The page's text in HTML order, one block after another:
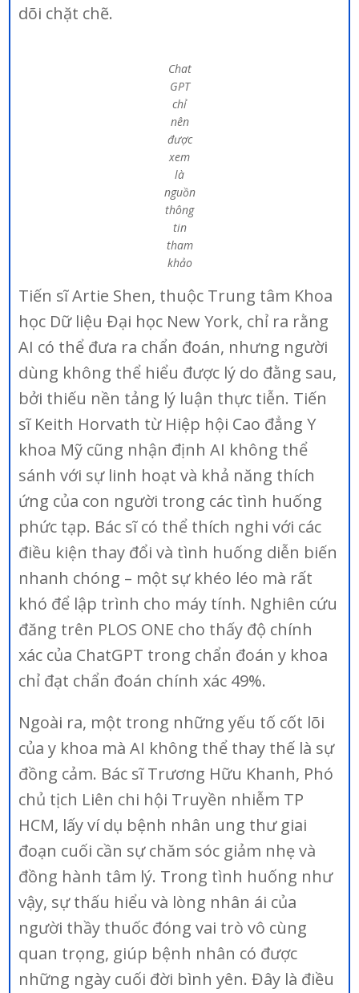
dõi chặt chẽ.
Chat
GPT
chỉ
nên
được
xem
là
nguồn
thông
tin
tham
khảo
Tiến sĩ Artie Shen, thuộc Trung tâm Khoa
học Dữ liệu Đại học New York, chỉ ra rằng
AI có thể đưa ra chẩn đoán, nhưng người
dùng không thể hiểu được lý do đằng sau,
bởi thiếu nền tảng lý luận thực tiễn. Tiến
sĩ Keith Horvath từ Hiệp hội Cao đẳng Y
khoa Mỹ cũng nhận định AI không thể
sánh với sự linh hoạt và khả năng thích
ứng của con người trong các tình huống
phức tạp. Bác sĩ có thể thích nghi với các
điều kiện thay đổi và tình huống diễn biến
nhanh chóng – một sự khéo léo mà rất
khó để lập trình cho máy tính. Nghiên cứu
đăng trên PLOS ONE cho thấy độ chính
xác của ChatGPT trong chẩn đoán y khoa
chỉ đạt chẩn đoán chính xác 49%.
Ngoài ra, một trong những yếu tố cốt lõi
của y khoa mà AI không thể thay thế là sự
đồng cảm. Bác sĩ Trương Hữu Khanh, Phó
chủ tịch Liên chi hội Truyền nhiễm TP
HCM, lấy ví dụ bệnh nhân ung thư giai
đoạn cuối cần sự chăm sóc giảm nhẹ và
đồng hành tâm lý. Trong tình huống như
vậy, sự thấu hiểu và lòng nhân ái của
người thầy thuốc đóng vai trò vô cùng
quan trọng, giúp bệnh nhân có được
những ngày cuối đời bình yên. Đây là điều